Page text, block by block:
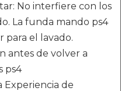
No interfiere con los
La funda mando ps4
para el lavado.
antes de volver a
ps4
Experiencia de